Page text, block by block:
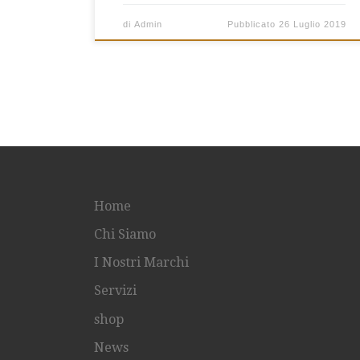
diAdmin Pubblicato 26 Luglio 2019
Home
Chi Siamo
I Nostri Marchi
Servizi
shop
News